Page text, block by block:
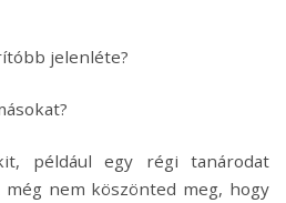
jelenléte?
például egy régi tanárodat
nem köszönted meg, hogy